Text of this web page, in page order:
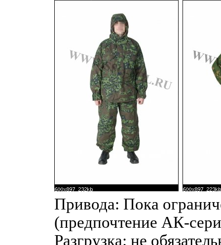
Привода: Пока
(предпочтение АК-
Разгрузка: не